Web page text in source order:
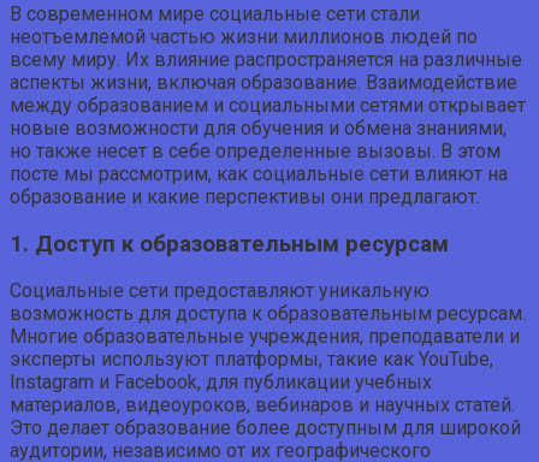
В современном мире социальные сети стали
неотъемлемой частью жизни миллионов людей по
всему миру. Их влияние распространяется на различные
аспекты жизни, включая образование. Взаимодействие
между образованием и социальными сетями открывает
новые возможности для обучения и обмена знаниями,
но также несет в себе определенные вызовы. В этом
посте мы рассмотрим, как социальные сети влияют на
образование и какие перспективы они предлагают.
1. Доступ к образовательным ресурсам
Социальные сети предоставляют уникальную
возможность для доступа к образовательным ресурсам.
Многие образовательные учреждения, преподаватели и
эксперты используют платформы, такие как YouTube,
Instagram и Facebook, для публикации учебных
материалов, видеоуроков, вебинаров и научных статей.
Это делает образование более доступным для широкой
аудитории, независимо от их географического